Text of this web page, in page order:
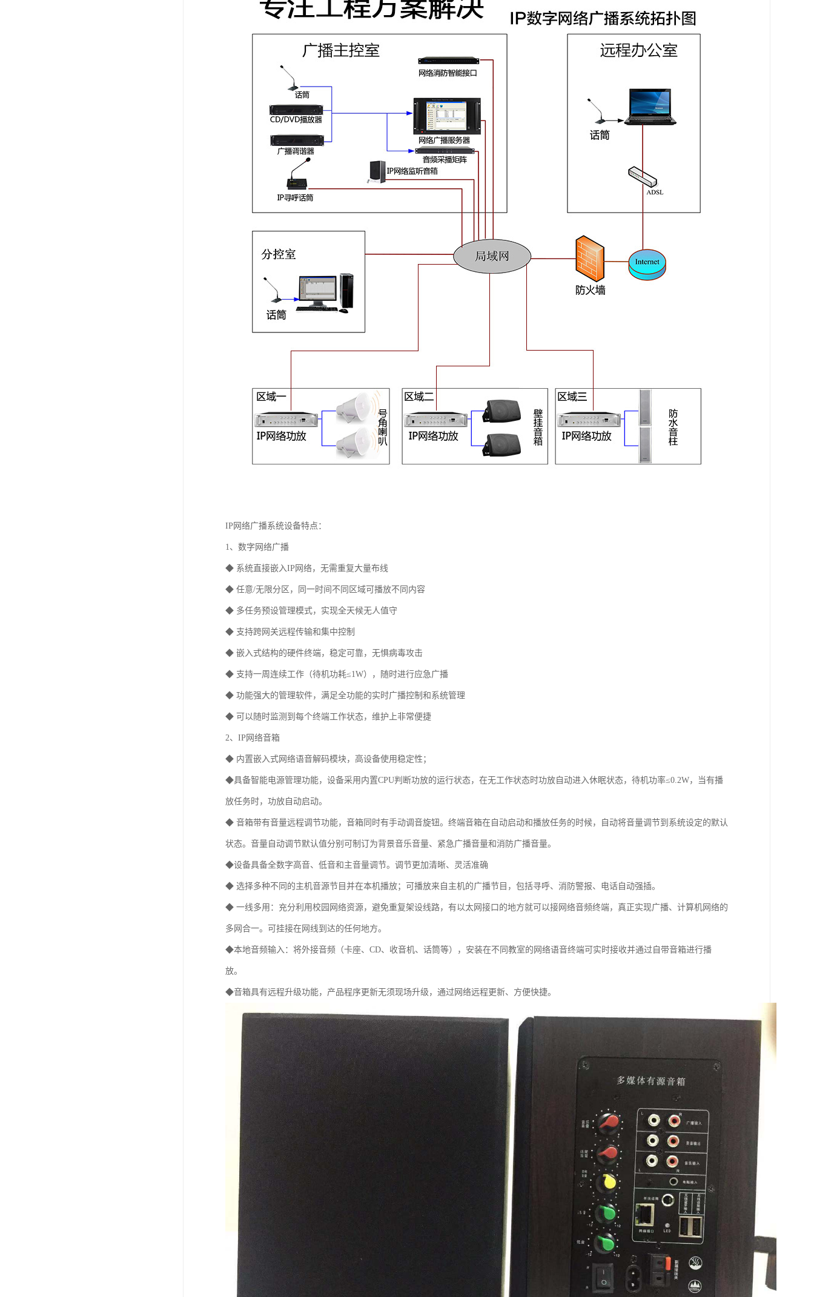
IP网络广播系统设备特点：
1、数字网络广播
◆ 系统直接嵌入IP网络，无需重复大量布线
◆ 任意/无限分区，同一时间不同区域可播放不同内容
◆ 多任务预设管理模式，实现全天候无人值守
◆ 支持跨网关远程传输和集中控制
◆ 嵌入式结构的硬件终端，稳定可靠，无惧病毒攻击
◆ 支持一周连续工作（待机功耗≤1W），随时进行应急广播
◆ 功能强大的管理软件，满足全功能的实时广播控制和系统管理
◆ 可以随时监测到每个终端工作状态，维护上非常便捷
2、IP网络音箱
◆ 内置嵌入式网络语音解码模块，高设备使用稳定性；
◆具备智能电源管理功能，设备采用内置CPU判断功放的运行状态，在无工作状态时功放自动进入休眠状态，待机功率≤0.2W，当有播
放任务时，功放自动启动。
◆ 音箱带有音量远程调节功能，音箱同时有手动调音旋钮。终端音箱在自动启动和播放任务的时候，自动将音量调节到系统设定的默认
状态。音量自动调节默认值分别可制订为背景音乐音量、紧急广播音量和消防广播音量。
◆设备具备全数字高音、低音和主音量调节。调节更加清晰、灵活准确
◆ 选择多种不同的主机音源节目并在本机播放；可播放来自主机的广播节目，包括寻呼、消防警报、电话自动强插。
◆ 一线多用：充分利用校园网络资源，避免重复架设线路，有以太网接口的地方就可以接网络音频终端，真正实现广播、计算机网络的
多网合一。可挂接在网线到达的任何地方。
◆本地音频输入：将外接音频（卡座、CD、收音机、话筒等），安装在不同教室的网络语音终端可实时接收并通过自带音箱进行播
放。
◆音箱具有远程升级功能，产品程序更新无须现场升级，通过网络远程更新、方便快捷。